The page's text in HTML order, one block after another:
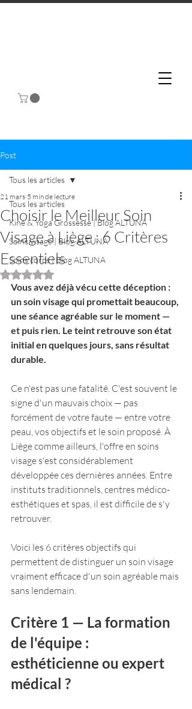
Post
Tous les articles
Kiné & Yoga Grossesse | Blog ALTUNA
Soins visage | Blog ALTUNA
Soins corps | Blog ALTUNA
Tous les articles
Choisir le Meilleur Soin
Visage à Liège : 6 Critères
Essentiels
21 mars 5 min de lecture
Noté NaN étoiles sur 5.
Vous avez déjà vécu cette déception :
un soin visage qui promettait beaucoup,
une séance agréable sur le moment —
et puis rien. Le teint retrouve son état
initial en quelques jours, sans résultat
durable.
Ce n'est pas une fatalité. C'est souvent le
signe d'un mauvais choix — pas
forcément de votre faute — entre votre
peau, vos objectifs et le soin proposé. À
Liège comme ailleurs, l'offre en soins
visage s'est considérablement
développée ces dernières années. Entre
instituts traditionnels, centres médico-
esthétiques et spas, il est difficile de s'y
retrouver.
Voici les 6 critères objectifs qui
permettent de distinguer un soin visage
vraiment efficace d'un soin agréable mais
sans lendemain.
Critère 1 — La formation
de l'équipe :
esthéticienne ou expert
médical ?